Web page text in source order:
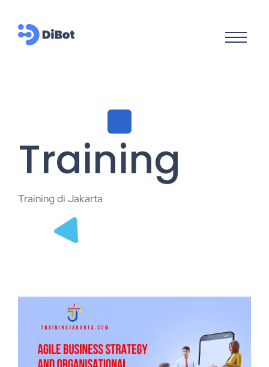
Training
Training di Jakarta